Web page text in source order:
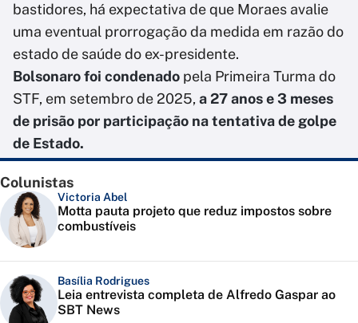
bastidores, há expectativa de que Moraes avalie
uma eventual prorrogação da medida em razão do
estado de saúde do ex-presidente.
Bolsonaro foi condenado pela Primeira Turma do
STF, em setembro de 2025, a 27 anos e 3 meses
de prisão por participação na tentativa de golpe
de Estado.
Colunistas
Victoria Abel
Motta pauta projeto que reduz impostos sobre
combustíveis
Basília Rodrigues
Leia entrevista completa de Alfredo Gaspar ao
SBT News